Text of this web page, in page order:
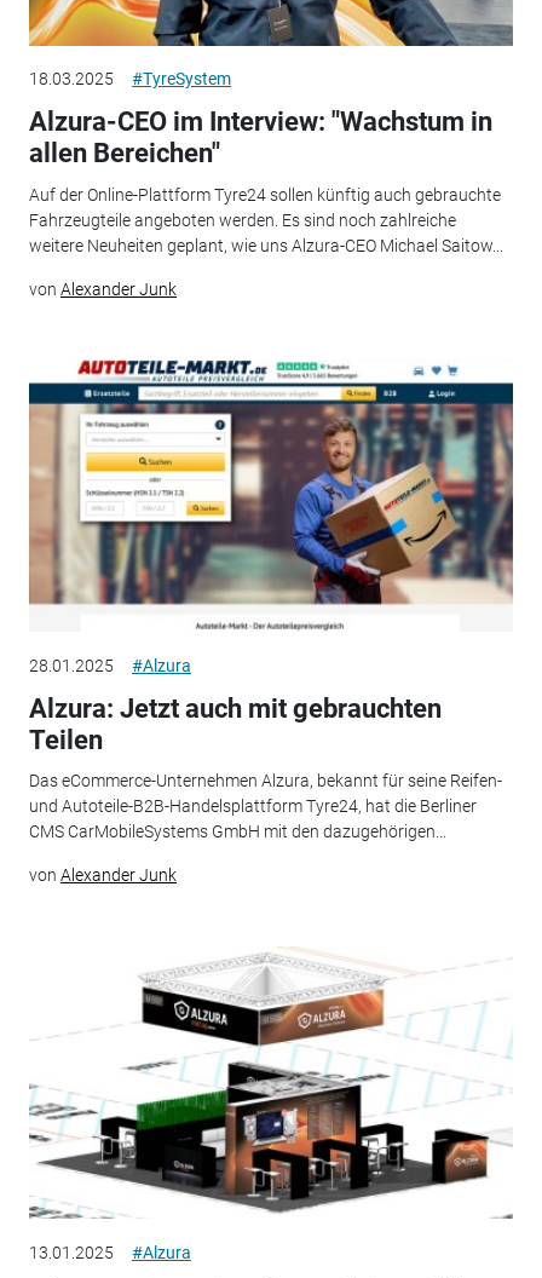
18.03.2025 #TyreSystem
Alzura-CEO im Interview: "Wachstum in
allen Bereichen"
Auf der Online-Plattform Tyre24 sollen künftig auch gebrauchte
Fahrzeugteile angeboten werden. Es sind noch zahlreiche
weitere Neuheiten geplant, wie uns Alzura-CEO Michael Saitow...
von Alexander Junk
28.01.2025 #Alzura
Alzura: Jetzt auch mit gebrauchten
Teilen
Das eCommerce-Unternehmen Alzura, bekannt für seine Reifen-
und Autoteile-B2B-Handelsplattform Tyre24, hat die Berliner
CMS CarMobileSystems GmbH mit den dazugehörigen...
von Alexander Junk
13.01.2025 #Alzura